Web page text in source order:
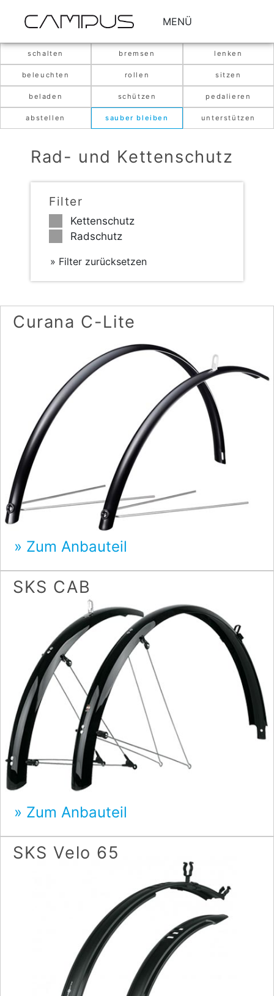
MENÜ
schalten bremsen lenken
beleuchten rollen sitzen
beladen schützen pedalieren
abstellen sauber bleiben unterstützen
Rad- und Kettenschutz
Filter
Kettenschutz
Radschutz
Filter zurücksetzen
Curana C-Lite
Zum Anbauteil
SKS CAB
Zum Anbauteil
SKS Velo 65